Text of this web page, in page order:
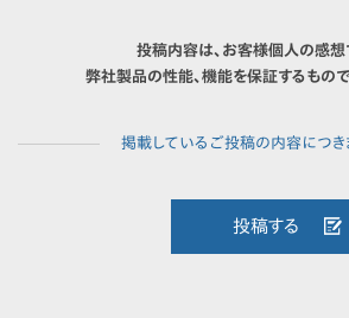
投稿内容は、お客様個人の感想
弊社製品の性能、機能を保証するもので
投稿する